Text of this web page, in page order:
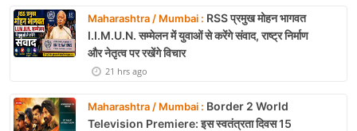
Maharashtra / Mumbai : RSS प्रमुख मोहन भागवत
I.I.M.U.N. सम्मेलन में युवाओं से करेंगे संवाद, राष्ट्र निर्माण
और नेतृत्व पर रखेंगे विचार
21 hrs ago
Maharashtra / Mumbai : Border 2 World
Television Premiere: इस स्वतंत्रता दिवस 15